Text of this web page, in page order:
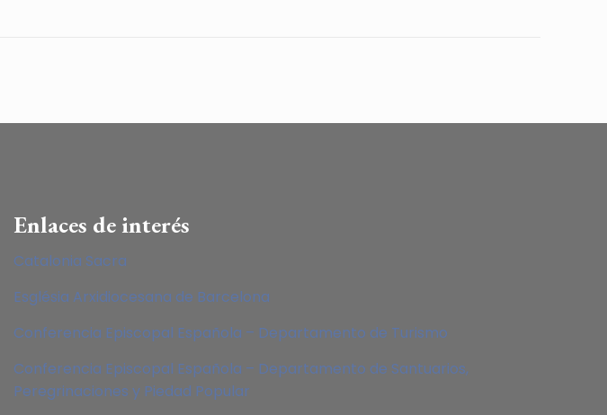
Enlaces de interés
Catalonia Sacra
Església Arxidiocesana de Barcelona
Conferencia Episcopal Española – Departamento de Turismo
Conferencia Episcopal Española – Departamento de Santuarios,
Peregrinaciones y Piedad Popular